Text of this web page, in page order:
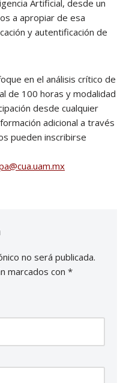
Artificial, desde un
a apropiar de esa
y autentificación de
en el análisis crítico de
de 100 horas y modalidad
desde cualquier
adicional a través
pueden inscribirse
no será publicada.
marcados con *